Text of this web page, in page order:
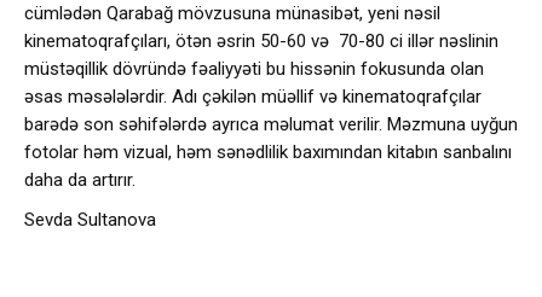
cümlədən Qarabağ mövzusuna münasibət, yeni nəsil
kinematoqrafçıları, ötən əsrin 50-60 və 70-80 ci illər nəslinin
müstəqillik dövründə fəaliyyəti bu hissənin fokusunda olan
əsas məsələlərdir. Adı çəkilən müəllif və kinematoqrafçılar
barədə son səhifələrdə ayrıca məlumat verilir. Məzmuna uyğun
fotolar həm vizual, həm sənədlilik baxımından kitabın sanbalını
daha da artırır.
Sevda Sultanova